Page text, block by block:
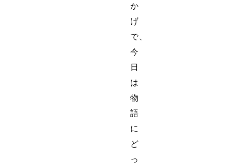
か
げ
で、
今
日
は
物
語
に
ど
っ